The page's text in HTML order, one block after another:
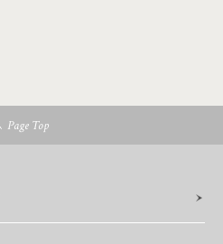
Page Top